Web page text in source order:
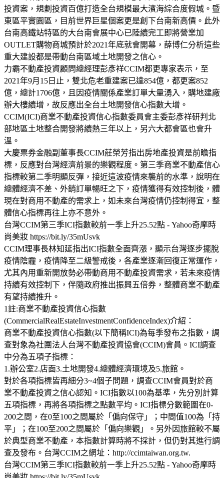
投資案，規劃投資百億打造全台規模最大濱海綜合度假城。暨
東區平實園區，目前世界巨星個案更是創下台南新高價。此外
台南高鐵站特區的大台南會展中心已陸續完工即將營業加
OUTLET購物商城預計於2021年底就會開幕，薛博仁分析這些
重大建設都是帶動台南區域土地開發之信心。
力霸不動產投資顧問總經理彭彥祥CCIM都更專家表示，至
2021年9月15日止，雙北危老重建案已達854億，都更案852
億，總計1706億，且因疫情關係產業訂單大量湧入，購地建廠
辦大樓續增，故反應出全台土地開發信心指數大增。
CCIM(ICI)商業不動產投資信心指數委員會主委彭彥祥研判北
部地區土地整合開發將續熱三年以上，另六大都會區也會升
溫。
大慶票券金融副董事長CCIM莊榮芳指出房地產投資是前瞻指
標，反應對台灣經濟前景的樂觀程度。第三季商業不動產信心
指標較第二季明顯反彈，接近這波疫情來襲前的水準，說明在
總體經濟不差、外銷訂單暢旺之下，疫情獲得有效控制後，體
現在對商用不動產的需求上，如未來台灣疫情仍控制得宜，整
體信心指標再往上亦不意外。
台灣CCIM第三季ICI指數較前一季上升25.52點 - Yahoo奇摩時
尚美妝 https://bit.ly/35mUsvk
CCIM理事長林知延指出ICI指數全面齊漲，顯示台灣逐步擺脫
疫情陰霾，疫情降至二級警戒後，各產業逐漸回復正常運作，
尤其內用重新開放勢必帶動商用不動產投資需求，若未來疫情
持續有效控制下，伴隨政府推出振興五倍券，整體商業不動產
有望持續推升。
1註:商業不動產投資信心指數
(CommercialRealEstateInvestmentConfidenceIndex)介紹：
商業不動產投資信心指數(以下簡稱ICI)為每季發布之指數，調
查對象為社團法人台灣不動產投資協會(CCIM)會員。ICI調查
中分為五項子指標：
1.辦公室2.店面3.土地開發4.總體經濟環境及5.旅館。
對於各項指標皆再細分3~4個子問題，調查CCIM會員對於商
業不動產投資之信心認知。ICI指數以100為基準，先分別計算
五項指標，再將各項指標之點數平均。ICI指標分數範圍在0-
200之間，在0至100之間屬於「偏向保守」；中間值100為「持
平」；在100至200之間屬於「偏向樂觀」。另外因旅館較不屬
於典型商業不動產，本指數計算時將不採計，但仍對其進行調
查及發布。台灣CCIM之網址：http://ccimtaiwan.org.tw.
台灣CCIM第三季ICI指數較前一季上升25.52點 - Yahoo奇摩時